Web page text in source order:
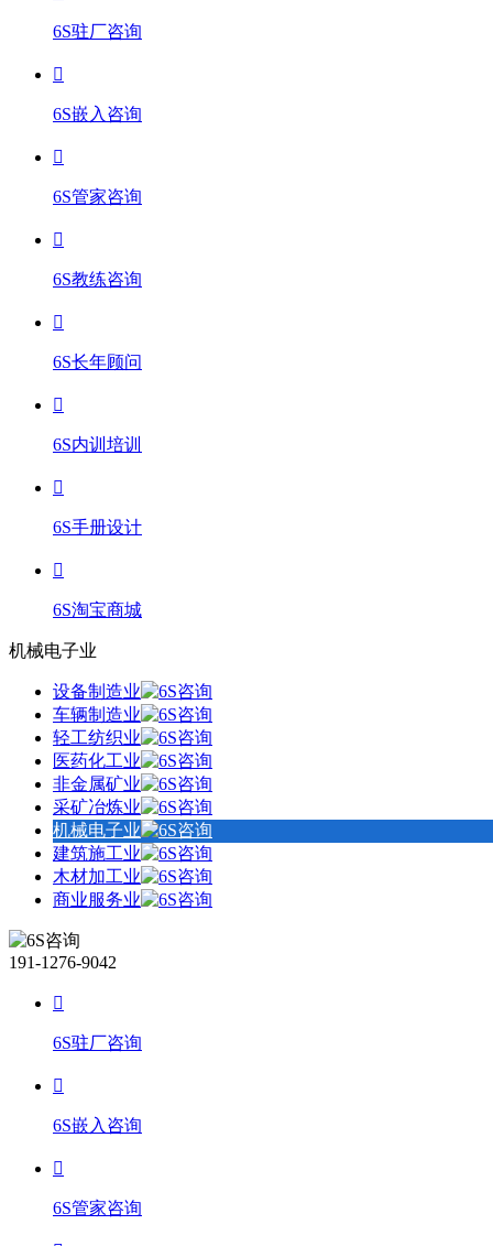
6S驻厂咨询
6S嵌入咨询
6S管家咨询
6S教练咨询
6S长年顾问
6S内训培训
6S手册设计
6S淘宝商城
机械电子业
设备制造业
车辆制造业
轻工纺织业
医药化工业
非金属矿业
采矿冶炼业
机械电子业
建筑施工业
木材加工业
商业服务业
191-1276-9042
6S驻厂咨询
6S嵌入咨询
6S管家咨询